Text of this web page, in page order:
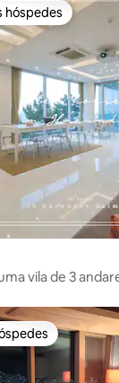
preferidos dos
hóspedes
vila de 3